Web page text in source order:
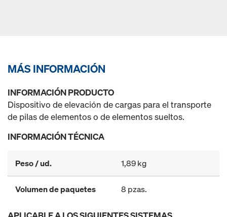
MÁS INFORMACIÓN
INFORMACIÓN PRODUCTO
Dispositivo de elevación de cargas para el transporte
de pilas de elementos o de elementos sueltos.
INFORMACIÓN TÉCNICA
Peso / ud. 1,89 kg
Volumen de paquetes 8 pzas.